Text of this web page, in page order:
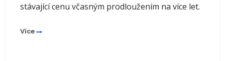
stávající cenu včasným prodloužením na více let.
Více